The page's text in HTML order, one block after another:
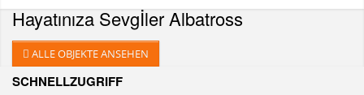
Hayatınıza SevgİlerAlbatross
ALLE OBJEKTE ANSEHEN
SCHNELLZUGRIFF